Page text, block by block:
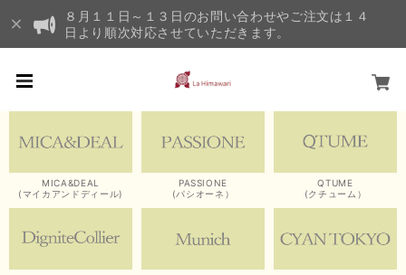
８月１１日～１３日のお問い合わせやご注文は１４
日より順次対応させていただきます。
MICA&DEAL
(マイカアンドディール)
PASSIONE
(パシオーネ）
QTUME
(クチューム）